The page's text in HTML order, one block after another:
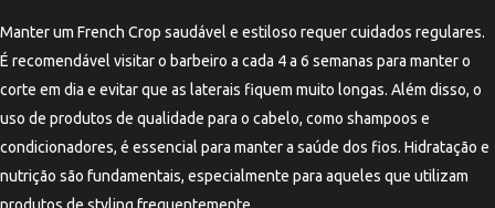
Manter um French Crop saudável e estiloso requer cuidados regulares.
É recomendável visitar o barbeiro a cada 4 a 6 semanas para manter o
corte em dia e evitar que as laterais fiquem muito longas. Além disso, o
uso de produtos de qualidade para o cabelo, como shampoos e
condicionadores, é essencial para manter a saúde dos fios. Hidratação e
nutrição são fundamentais, especialmente para aqueles que utilizam